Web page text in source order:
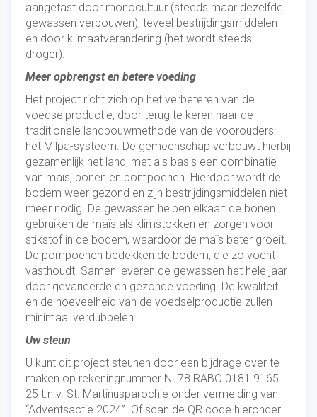
aangetast door monocultuur (steeds maar dezelfde
gewassen verbouwen), teveel bestrijdingsmiddelen
en door klimaatverandering (het wordt steeds
droger).
Meer opbrengst en betere voeding
Het project richt zich op het verbeteren van de
voedselproductie, door terug te keren naar de
traditionele landbouwmethode van de voorouders:
het Milpa-systeem. De gemeenschap verbouwt hierbij
gezamenlijk het land, met als basis een combinatie
van maïs, bonen en pompoenen. Hierdoor wordt de
bodem weer gezond en zijn bestrijdingsmiddelen niet
meer nodig. De gewassen helpen elkaar: de bonen
gebruiken de maïs als klimstokken en zorgen voor
stikstof in de bodem, waardoor de maïs beter groeit.
De pompoenen bedekken de bodem, die zo vocht
vasthoudt. Samen leveren de gewassen het hele jaar
door gevarieerde en gezonde voeding. De kwaliteit
en de hoeveelheid van de voedselproductie zullen
minimaal verdubbelen.
Uw steun
U kunt dit project steunen door een bijdrage over te
maken op rekeningnummer NL78 RABO 0181 9165
25 t.n.v. St. Martinusparochie onder vermelding van
“Adventsactie 2024”. Of scan de QR code hieronder